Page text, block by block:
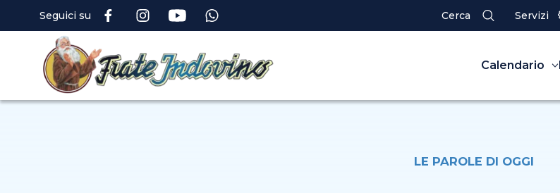
Seguici su Cerca Servizi
Calendario
LE PAROLE DI OGGI